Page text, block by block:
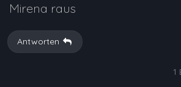
Mirena raus
Antworten
1